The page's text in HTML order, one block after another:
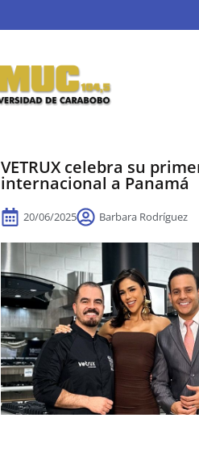
VETRUX celebra su
internacional a Panamá
20/06/2025 Barbara Rodríguez